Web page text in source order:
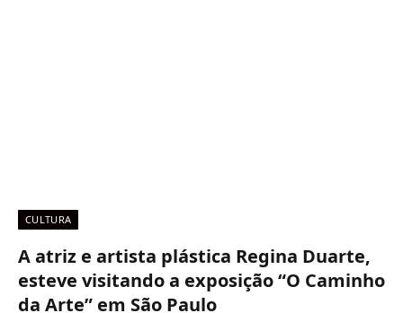
CULTURA
A atriz e artista plástica Regina Duarte,
esteve visitando a exposição “O Caminho
da Arte” em São Paulo